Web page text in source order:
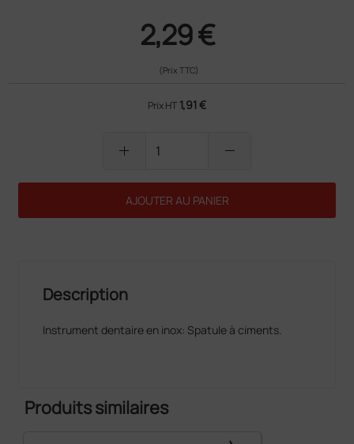
2,29 €
(Prix TTC)
Prix HT 1,91 €
add remove
AJOUTER AU PANIER
Description
Instrument dentaire en inox: Spatule à ciments.
Produits similaires